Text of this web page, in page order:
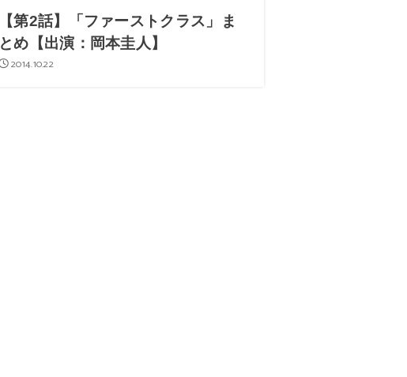
【第2話】「ファーストクラス」ま
とめ【出演：岡本圭人】
2014.10.22